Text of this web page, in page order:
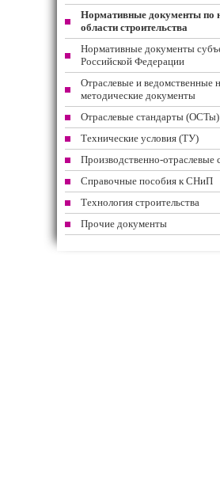
Нормативные документы по
области строительства
Нормативные документы
Российской Федерации
Отраслевые и ведомственные
методические документы
Отраслевые стандарты (ОСТы)
Технические условия (ТУ)
Производственно-отраслевые
Справочные пособия к СНиП
Технология строительства
Прочие документы